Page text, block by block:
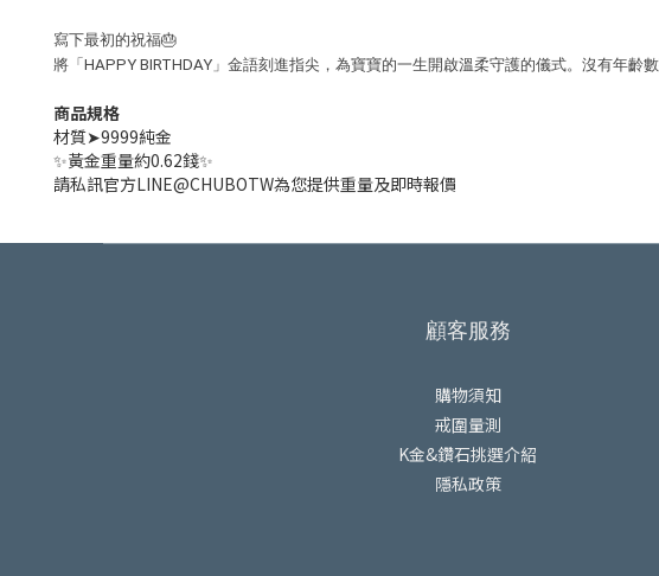
寫下最初的祝福🎂
將「HAPPY BIRTHDAY」金語刻進指尖，為寶寶的一生開啟溫柔守護的儀式。沒有年齡
商品規格
材質➤9999純金
✨黃金重量約0.62錢✨
請私訊官方LINE@CHUBOTW為您提供重量及即時報價
顧客服務
購物須知
戒圍量測
K金&鑽石挑選介紹
隱私政策